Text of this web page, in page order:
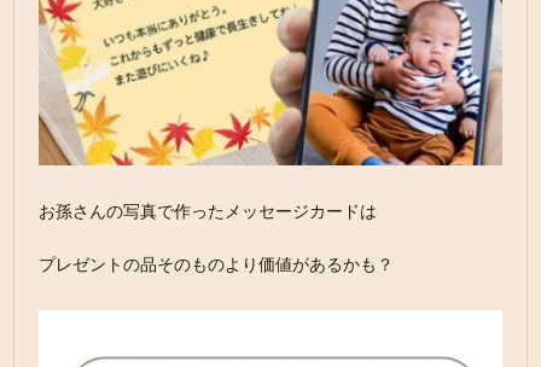
お孫さんの写真で作ったメッセージカードは
プレゼントの品そのものより価値があるかも？